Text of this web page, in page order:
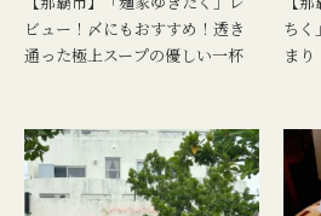
ビュー！〆にもおすすめ！透き
通った極上スープの優しい一杯
ちく
まり